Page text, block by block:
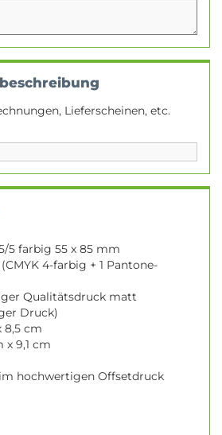
Lieferscheinen, etc.
5 farbig 55 x 85 mm
4-farbig + 1 Pantone-
Qualitätsdruck matt
Druck)
8,5 cm
x 9,1 cm
hochwertigen Offsetdruck